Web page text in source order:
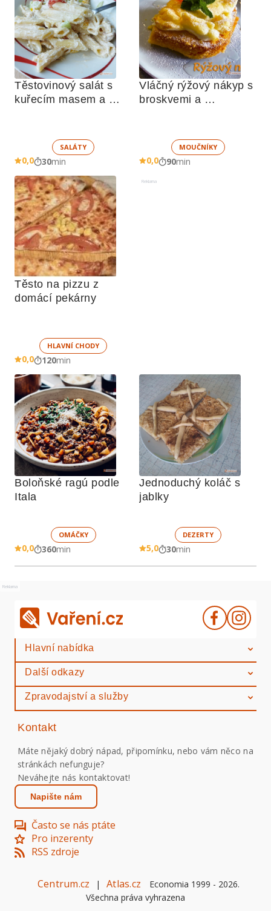
Těstovinový salát s
kuřecím masem a
SALÁTY
0,0 30min
Vláčný rýžový nákyp s
broskvemi a
MOUČNÍKY
0,0 90min
Těsto na pizzu z
domácí pekárny
HLAVNÍ CHODY
0,0 120min
Reklama
Boloňské ragú podle
Itala
OMÁČKY
0,0 360min
Jednoduchý koláč s
jablky
DEZERTY
5,0 30min
Reklama
Hlavní nabídka
Další odkazy
Zpravodajství a služby
Kontakt
Máte nějaký dobrý nápad, připomínku, nebo vám něco na
stránkách nefunguje?
Neváhejte nás kontaktovat!
Napište nám
Často se nás ptáte
Pro inzerenty
RSS zdroje
Centrum.cz | Atlas.cz Economia 1999 - 2026.
Všechna práva vyhrazena